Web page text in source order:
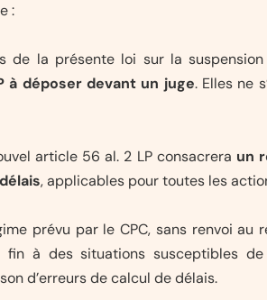
:
de la présente loi sur la
à déposer devant un juge. Elles ne
article 56 al. 2 LP consacrera un
, applicables pour toutes les
prévu par le CPC, sans renvoi
à des situations susceptibles
d’erreurs de calcul de délais.